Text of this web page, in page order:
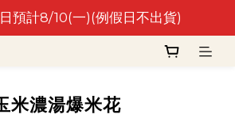
預計8/10(一)(例假日不出貨)
預計8/10(一)(例假日不出貨)
，實際到貨依物流作業時間為準⚠️
米濃湯爆米花